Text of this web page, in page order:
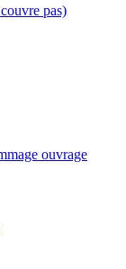
pas)
ouvrage